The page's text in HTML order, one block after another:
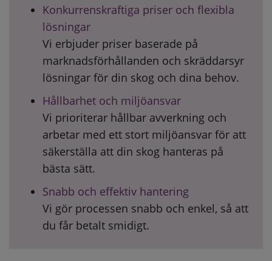
Konkurrenskraftiga priser och flexibla
lösningar
Vi erbjuder priser baserade på
marknadsförhållanden och skräddarsyr
lösningar för din skog och dina behov.
Hållbarhet och miljöansvar
Vi prioriterar hållbar avverkning och
arbetar med ett stort miljöansvar för att
säkerställa att din skog hanteras på
bästa sätt.
Snabb och effektiv hantering
Vi gör processen snabb och enkel, så att
du får betalt smidigt.